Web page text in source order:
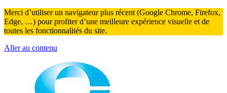
Merci d’utiliser un navigateur plus récent (Google Chrome, Firefox,
Edge, …) pour profiter d’une meilleure expérience visuelle et de
toutes les fonctionnalités du site.
Aller au contenu